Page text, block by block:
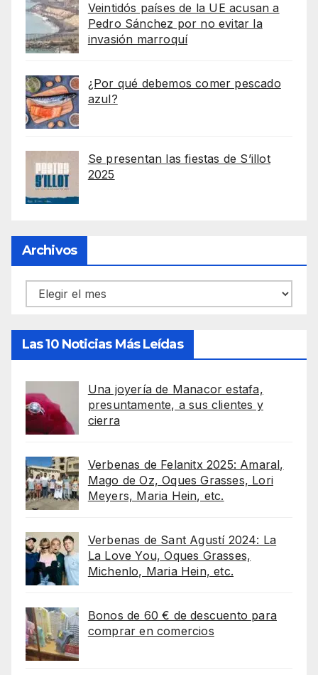
Veintidós países de la UE acusan a
Pedro Sánchez por no evitar la
invasión marroquí
¿Por qué debemos comer pescado
azul?
Se presentan las fiestas de S’illot
2025
Archivos
Archivos
Las 10 Noticias Más Leídas
Una joyería de Manacor estafa,
presuntamente, a sus clientes y
cierra
Verbenas de Felanitx 2025: Amaral,
Mago de Oz, Oques Grasses, Lori
Meyers, Maria Hein, etc.
Verbenas de Sant Agustí 2024: La
La Love You, Oques Grasses,
Michenlo, Maria Hein, etc.
Bonos de 60 € de descuento para
comprar en comercios